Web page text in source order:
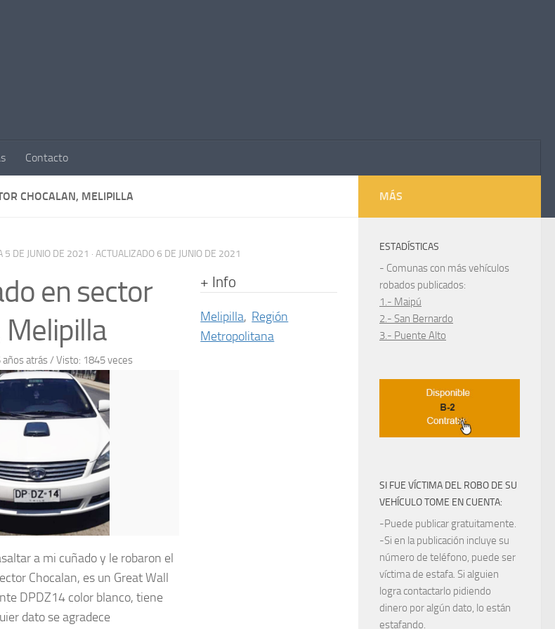
Contacto
CHOCALAN, MELIPILLA
5 DE JUNIO DE 2021 · ACTUALIZADO6 DE JUNIO DE 2021
en sector
Melipilla
años atrás/ Visto: 1845 veces
a mi cuñado y le robaron el
Chocalan, es un Great Wall
DPDZ14 color blanco, tiene
dato se agradece
+ Info
Melipilla, Región
Metropolitana
MÁS
ESTADÍSTICAS
- Comunas con más vehículos
robados publicados:
1.- Maipú
2.- San Bernardo
3.- Puente Alto
SI FUE VÍCTIMA DEL ROBO DE SU
VEHÍCULO TOME EN CUENTA:
-Puede publicar gratuitamente.
-Si en la publicación incluye su
número de teléfono, puede ser
víctima de estafa. Si alguien
logra contactarlo pidiendo
dinero por algún dato, lo están
estafando.